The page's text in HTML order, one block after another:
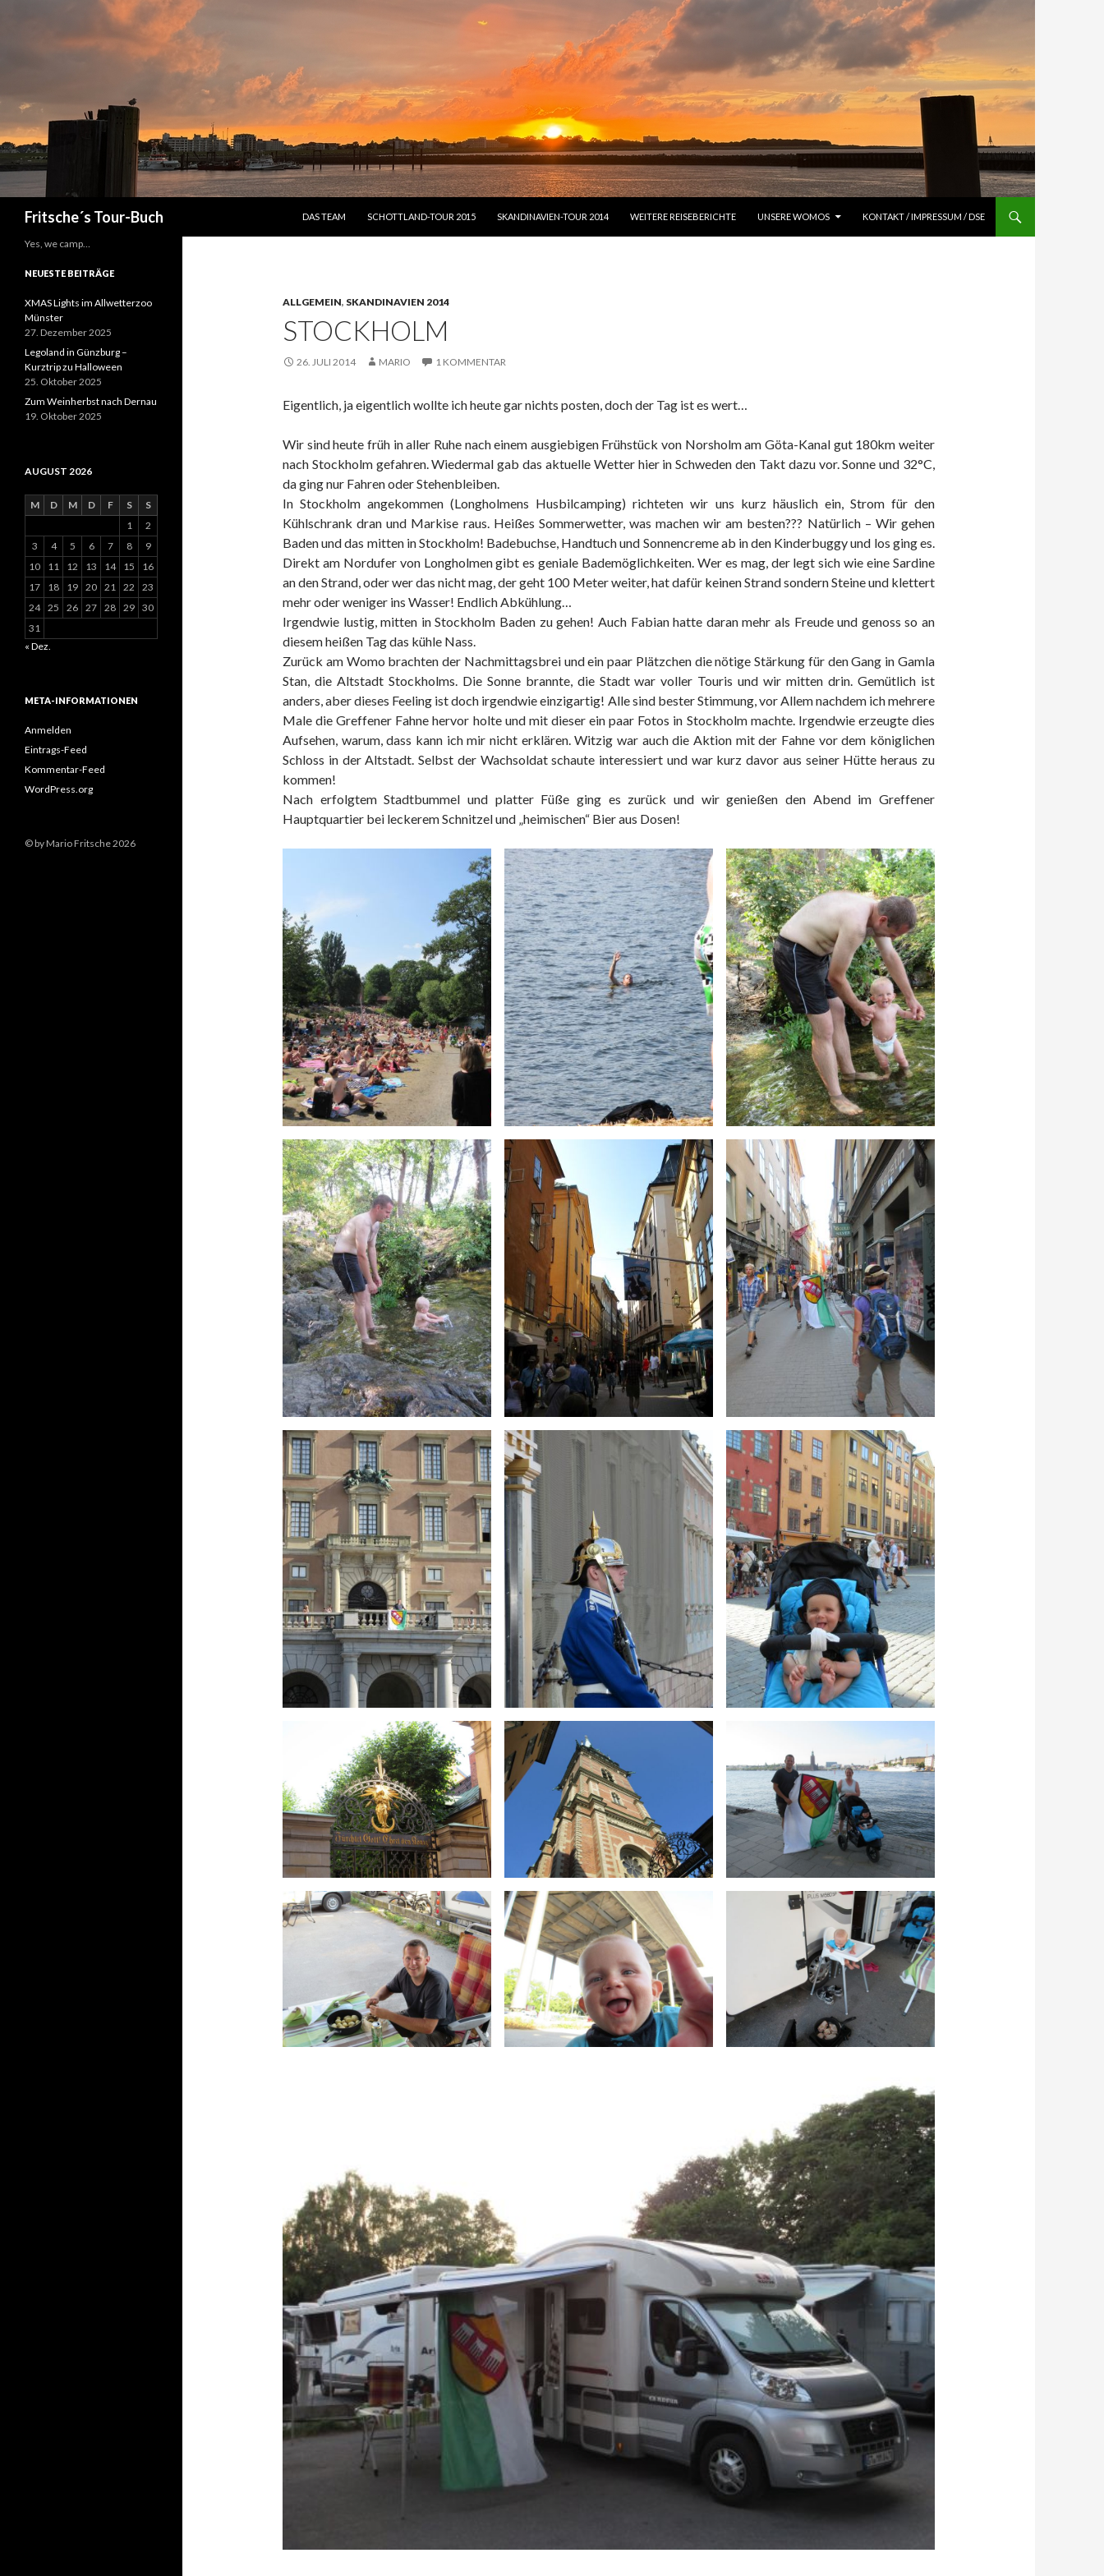
Fritsche´s Tour-Buch
DAS TEAM
SCHOTTLAND-TOUR 2015 SKANDINAVIEN-TOUR 2014 WEITERE REISEBERICHTE UNSERE WOMOS KONTAKT / IMPRESSUM / DSE
ALLGEMEIN, SKANDINAVIEN 2014
STOCKHOLM
26. JULI 2014 MARIO 1 KOMMENTAR
Eigentlich, ja eigentlich wollte ich heute gar nichts posten, doch der Tag ist es wert…
Wir sind heute früh in aller Ruhe nach einem ausgiebigen Frühstück von Norsholm am Göta-Kanal gut 180km weiter
nach Stockholm gefahren. Wiedermal gab das aktuelle Wetter hier in Schweden den Takt dazu vor. Sonne und 32°C,
da ging nur Fahren oder Stehenbleiben.
In Stockholm angekommen (Longholmens Husbilcamping) richteten wir uns kurz häuslich ein, Strom für den
Kühlschrank dran und Markise raus. Heißes Sommerwetter, was machen wir am besten??? Natürlich – Wir gehen
Baden und das mitten in Stockholm! Badebuchse, Handtuch und Sonnencreme ab in den Kinderbuggy und los ging es.
Direkt am Nordufer von Longholmen gibt es geniale Bademöglichkeiten. Wer es mag, der legt sich wie eine Sardine
an den Strand, oder wer das nicht mag, der geht 100 Meter weiter, hat dafür keinen Strand sondern Steine und klettert
mehr oder weniger ins Wasser! Endlich Abkühlung…
Irgendwie lustig, mitten in Stockholm Baden zu gehen! Auch Fabian hatte daran mehr als Freude und genoss so an
diesem heißen Tag das kühle Nass.
Zurück am Womo brachten der Nachmittagsbrei und ein paar Plätzchen die nötige Stärkung für den Gang in Gamla
Stan, die Altstadt Stockholms. Die Sonne brannte, die Stadt war voller Touris und wir mitten drin. Gemütlich ist
anders, aber dieses Feeling ist doch irgendwie einzigartig! Alle sind bester Stimmung, vor Allem nachdem ich mehrere
Male die Greffener Fahne hervor holte und mit dieser ein paar Fotos in Stockholm machte. Irgendwie erzeugte dies
Aufsehen, warum, dass kann ich mir nicht erklären. Witzig war auch die Aktion mit der Fahne vor dem königlichen
Schloss in der Altstadt. Selbst der Wachsoldat schaute interessiert und war kurz davor aus seiner Hütte heraus zu
kommen!
Nach erfolgtem Stadtbummel und platter Füße ging es zurück und wir genießen den Abend im Greffener
Hauptquartier bei leckerem Schnitzel und „heimischen“ Bier aus Dosen!
Yes, we camp…
NEUESTE BEITRÄGE
XMAS Lights im Allwetterzoo
Münster
27. Dezember 2025
Legoland in Günzburg –
Kurztrip zu Halloween
25. Oktober 2025
Zum Weinherbst nach Dernau
19. Oktober 2025
AUGUST 2026
M D M D F S
S
1
2
3
4 5 6 7 8
9
10
11 12 13 14 15
16
17
18 19 20 21 22
23
24 25 26 27 28 29 30
31
« Dez.
META-INFORMATIONEN
Anmelden
Eintrags-Feed
Kommentar-Feed
WordPress.org
© by Mario Fritsche 2026